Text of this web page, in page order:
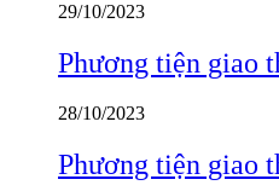
29/10/2023
Phương tiện giao
28/10/2023
Phương tiện giao